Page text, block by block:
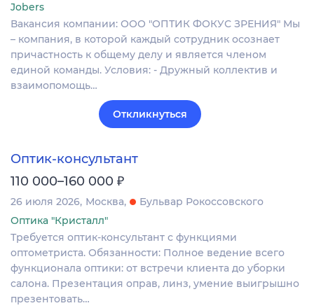
Jobers
Вакансия компании: ООО "ОПТИК ФОКУС ЗРЕНИЯ" Мы
– компания, в которой каждый сотрудник осознает
причастность к общему делу и является членом
единой команды. Условия: - Дружный коллектив и
взаимопомощь…
Откликнуться
Оптик-консультант
110 000–160 000 ₽
26 июля 2026 Москва
Бульвар Рокоссовского
Оптика "Кристалл"
Требуется оптик-консультант с функциями
оптометриста. Обязанности: Полное ведение всего
функционала оптики: от встречи клиента до уборки
салона. Презентация оправ, линз, умение выигрышно
презентовать…